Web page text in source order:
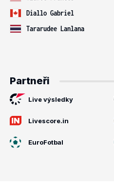
Diallo Gabriel
Tararudee Lanlana
Partneři
Live výsledky
Livescore.in
EuroFotbal